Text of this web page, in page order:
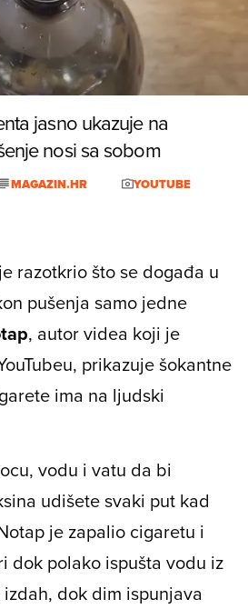
jasno ukazuje na
nosi sa sobom
MAGAZIN.HR YOUTUBE
razotkrio što se događa u
pušenja samo jedne
, autor videa koji je
prikazuje šokantne
ima na ljudski
vodu i vatu da bi
udišete svaki put kad
je zapalio cigaretu i
dok polako ispušta vodu iz
dok dim ispunjava